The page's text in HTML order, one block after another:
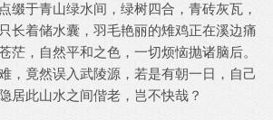
缀于青山绿水间，绿树四合，青砖灰瓦，
长着储水囊，羽毛艳丽的雉鸡正在溪边痛
茫，自然平和之色，一切烦恼抛诸脑后。
，竟然误入武陵源，若是有朝一日，自己
居此山水之间偕老，岂不快哉？